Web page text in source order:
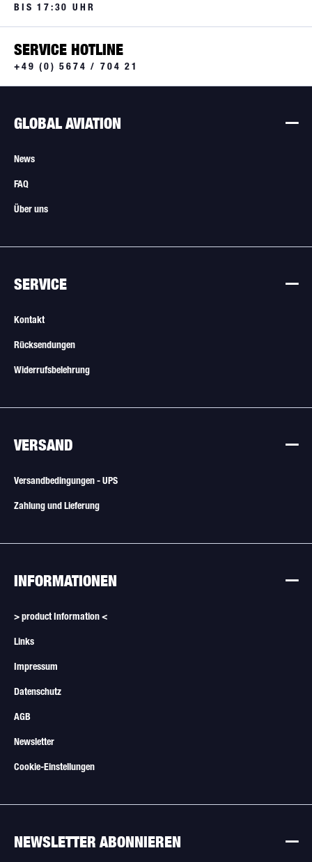
BIS 17:30 UHR
SERVICE HOTLINE
+49 (0) 5674 / 704 21
GLOBAL AVIATION
News
FAQ
Über uns
SERVICE
Kontakt
Rücksendungen
Widerrufsbelehrung
VERSAND
Versandbedingungen - UPS
Zahlung und Lieferung
INFORMATIONEN
> product Information <
Links
Impressum
Datenschutz
AGB
Newsletter
Cookie-Einstellungen
NEWSLETTER ABONNIEREN